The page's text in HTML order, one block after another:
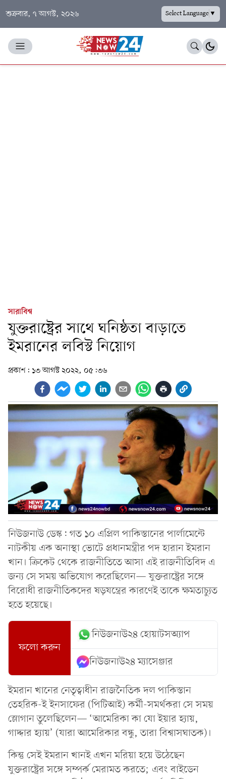
শুক্রবার, ৭ আগস্ট, ২০২৬ Select Language▼
সারাবিশ্ব
যুক্তরাষ্ট্রের সাথে ঘনিষ্ঠতা বাড়াতে
ইমরানের লবিস্ট নিয়োগ
প্রকাশ: ১৩ আগস্ট ২০২২, ০৫:৩৬
নিউজনাউ ডেস্ক: গত ১০ এপ্রিল পাকিস্তানের পার্লামেন্টে
নাটকীয় এক অনাস্থা ভোটে প্রধানমন্ত্রীর পদ হারান ইমরান
খান। ক্রিকেট থেকে রাজনীতিতে আসা এই রাজনীতিবিদ এ
জন্য সে সময় অভিযোগ করেছিলেন— যুক্তরাষ্ট্রের সঙ্গে
বিরোধী রাজনীতিকদের ষড়যন্ত্রের কারণেই তাকে ক্ষমতাচ্যুত
হতে হয়েছে।
ফলো করুন
নিউজনাউ২৪ হোয়াটসঅ্যাপ
নিউজনাউ২৪ ম্যাসেঞ্জার
ইমরান খানের নেতৃত্বাধীন রাজনৈতিক দল পাকিস্তান
তেহরিক-ই ইনসাফের (পিটিআই) কর্মী-সমর্থকরা সে সময়
স্লোগান তুলেছিলেন— ‘আমেরিকা কা যো ইয়ার হ্যায়,
গাদ্দার হ্যায়’ (যারা আমেরিকার বন্ধু, তারা বিশ্বাসঘাতক)।
কিন্তু সেই ইমরান খানই এখন মরিয়া হয়ে উঠেছেন
যুক্তরাষ্ট্রের সঙ্গে সম্পর্ক মেরামত করতে; এবং বাইডেন